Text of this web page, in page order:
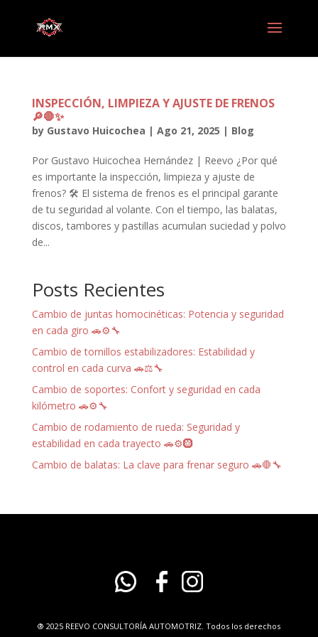
INSPECCIÓN, LIMPIEZA Y AJUSTE DE FRENOS
🔎🛑✨
by Gustavo Huicochea | Ago 21, 2025 | Blog
Por Gustavo Huicochea Hernández | Reevo ¿Por qué
es importante la inspección, limpieza y ajuste de
frenos? 🛠️ El sistema de frenos es el principal garante
de tu seguridad al volante. Con el tiempo, las balatas,
discos, tambores y pastillas acumulan suciedad y polvo
de...
Posts Recientes
Cambio de juntas homocinéticas: Potencia y seguridad
en cada giro 🚗⚙️🔧
Cambio de tornillos estabilizadores: Estabilidad y
control en cada curva 🚗⚖️🔧
Cambio de soportes: Confort y seguridad en cada
kilómetro 🚗⚙️🔧
Cambio de rodamiento de rueda: Seguridad y
estabilidad en cada trayecto 🚗⚙️🛞
Cambio de balatas: La clave para frenar seguro 🚗🛑🔧
® 2025 REEVO CONSULTORÍA AUTOMOTRIZ. Todos los derechos